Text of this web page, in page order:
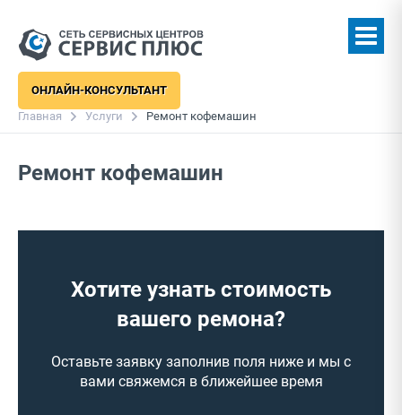
ОНЛАЙН-КОНСУЛЬТАНТ
Главная
Услуги Ремонт кофемашин
Ремонт кофемашин
Хотите узнать стоимость
вашего ремона?
Оставьте заявку заполнив поля ниже и мы с
вами свяжемся в ближейшее время